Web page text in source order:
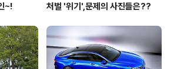
~!
처벌 '위기',문제의 사진들은??